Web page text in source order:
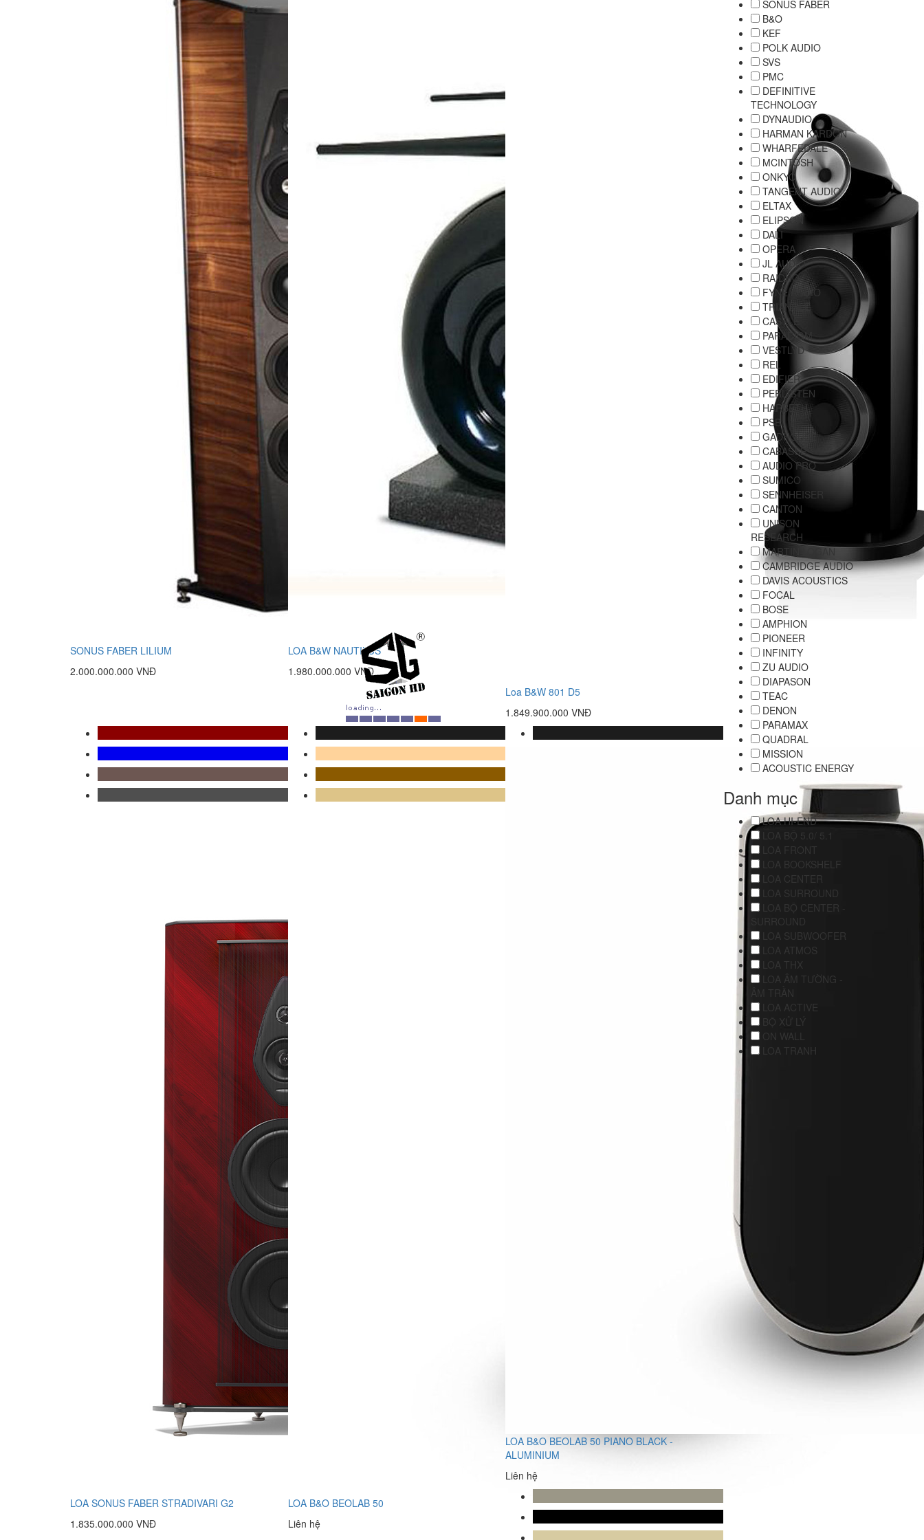
SONUS FABER LILIUM
2.000.000.000 VNĐ
LOA B&W NAUTILUS
1.980.000.000 VNĐ
Loa B&W 801 D5
1.849.900.000 VNĐ
LOA SONUS FABER STRADIVARI G2
1.835.000.000 VNĐ
LOA B&O BEOLAB 50
Liên hệ
LOA B&O BEOLAB 50 PIANO BLACK -
ALUMINIUM
Liên hệ
SONUS FABER
B&O
KEF
POLK AUDIO
SVS
PMC
DEFINITIVE
TECHNOLOGY
DYNAUDIO
HARMAN KARDON
WHARFEDALE
MCINTOSH
ONKYO
TANGENT AUDIO
ELTAX
ELIPSON
DALI
OPERA
JL AUDIO
RAIDHO
FYNE AUDIO
TRIANGLE
CASTLE
PARADIGM
VESTLYD
REL
EDIFIER
PERLISTEN
HARBETH
PSB
GADHOUSE
CABASSE
AUDIO PRO
SUMICO
SENNHEISER
CANTON
UNISON
RESEARCH
MARTIN LOGAN
CAMBRIDGE AUDIO
DAVIS ACOUSTICS
FOCAL
BOSE
AMPHION
PIONEER
INFINITY
ZU AUDIO
DIAPASON
TEAC
DENON
PARAMAX
QUADRAL
MISSION
ACOUSTIC ENERGY
Danh mục
LOA HI-END
LOA BỘ 5.0/ 5.1
LOA FRONT
LOA BOOKSHELF
LOA CENTER
LOA SURROUND
LOA BỘ CENTER -
SURROUND
LOA SUBWOOFER
LOA ATMOS
LOA THX
LOA ÂM TƯỜNG -
ÂM TRẦN
LOA ACTIVE
BỘ XỬ LÝ
ON WALL
LOA TRANH